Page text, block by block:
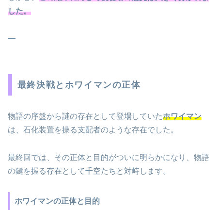
した。
—
最終決戦とホワイマンの正体
物語の序盤から謎の存在として登場していたホワイマン
は、石化装置を操る支配者のような存在でした。
最終回では、その正体と目的がついに明らかになり、物語
の鍵を握る存在として千空たちと対峙します。
ホワイマンの正体と目的